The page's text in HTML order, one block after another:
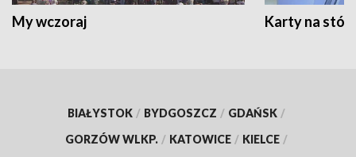
My wczoraj Karty na
BIAŁYSTOK / BYDGOSZCZ / GDAŃSK /
GORZÓW WLKP. / KATOWICE / KIELCE /